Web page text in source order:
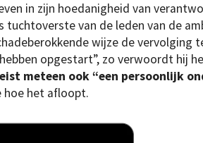
in zijn hoedanigheid van
tuchtoverste van de leden van de
wijze de vervolging
opgestart”, zo verwoordt hij
meteen ook “een persoonlijk
hoe het afloopt.